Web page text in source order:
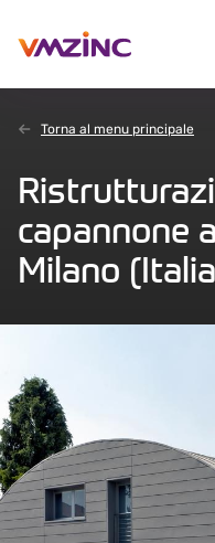
Torna al menu principale
capannone
Milano